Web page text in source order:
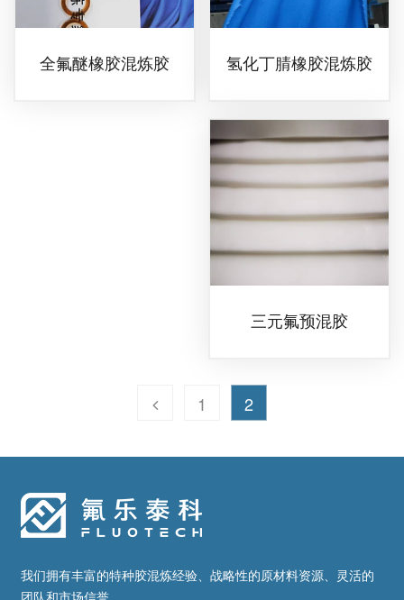
全氟醚橡胶混炼胶 氢化丁腈橡胶混炼胶
三元氟预混胶
1 2
我们拥有丰富的特种胶混炼经验、战略性的原材料资源、灵活的
团队和市场信誉。